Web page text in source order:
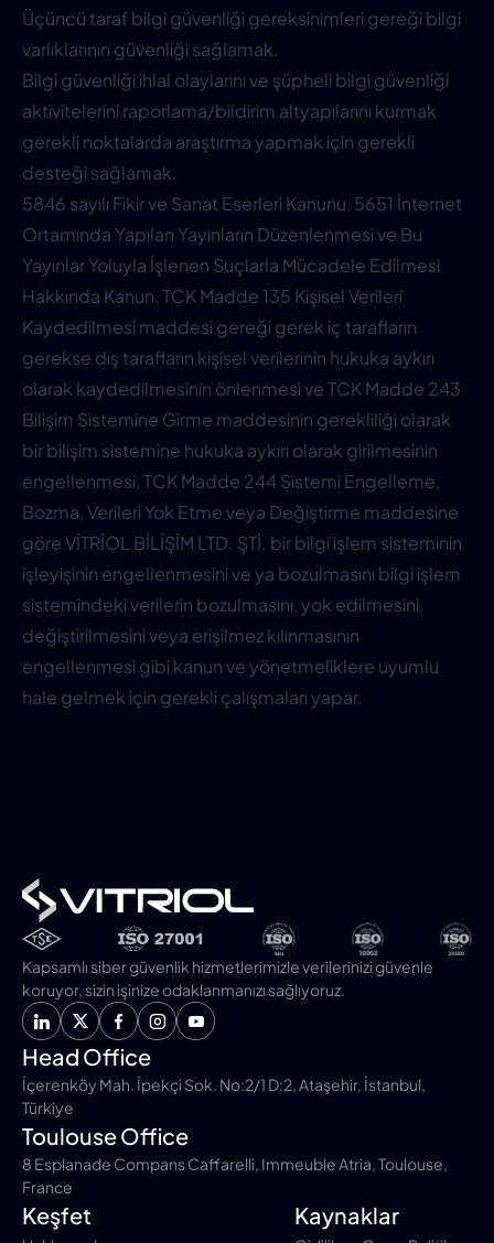
Üçüncü taraf bilgi güvenliği gereksinimleri gereği bilgi
varlıklarının güvenliği sağlamak.
Bilgi güvenliği ihlal olaylarını ve şüpheli bilgi güvenliği
aktivitelerini raporlama/bildirim altyapılarını kurmak
gerekli noktalarda araştırma yapmak için gerekli
desteği sağlamak.
5846 sayılı Fikir ve Sanat Eserleri Kanunu, 5651 İnternet
Ortamında Yapılan Yayınların Düzenlenmesi ve Bu
Yayınlar Yoluyla İşlenen Suçlarla Mücadele Edilmesi
Hakkında Kanun, TCK Madde 135 Kişisel Verileri
Kaydedilmesi maddesi gereği gerek iç tarafların
gerekse dış tarafların kişisel verilerinin hukuka aykırı
olarak kaydedilmesinin önlenmesi ve TCK Madde 243
Bilişim Sistemine Girme maddesinin gerekliliği olarak
bir bilişim sistemine hukuka aykırı olarak girilmesinin
engellenmesi, TCK Madde 244 Sistemi Engelleme,
Bozma, Verileri Yok Etme veya Değiştirme maddesine
göre VİTRİOL BİLİŞİM LTD. ŞTİ. bir bilgi işlem sisteminin
işleyişinin engellenmesini ve ya bozulmasını bilgi işlem
sistemindeki verilerin bozulmasını, yok edilmesini,
değiştirilmesini veya erişilmez kılınmasının
engellenmesi gibi kanun ve yönetmeliklere uyumlu
hale gelmek için gerekli çalışmaları yapar.
Kapsamlı siber güvenlik hizmetlerimizle verilerinizi güvenle
koruyor, sizin işinize odaklanmanızı sağlıyoruz.
Head Office
İçerenköy Mah. İpekçi Sok. No:2/1 D:2, Ataşehir, İstanbul,
Türkiye
Toulouse Office
8 Esplanade Compans Caffarelli, Immeuble Atria, Toulouse,
France
Keşfet Kaynaklar